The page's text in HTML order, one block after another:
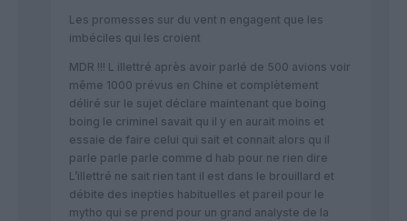
Les promesses sur du vent n engagent que les
imbéciles qui les croient
MDR !!! L illettré après avoir parlé de 500 avions voir
même 1000 prévus en Chine et complètement
déliré sur le sujet déclare maintenant que boing
boing le criminel savait qu il y en aurait moins et
essaie de faire celui qui sait et connait alors qu il
parle parle parle comme d hab pour ne rien dire
L’illettré ne sait rien tant il est dans le brouillard et
débite des inepties habituelles et pareil pour le
mytho qui se prend pour un grand analyste de la